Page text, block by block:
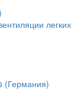
легких
(Германия)